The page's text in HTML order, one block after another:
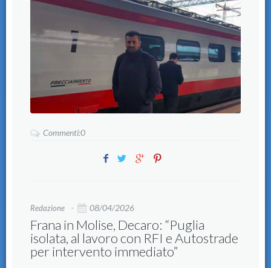
Commenti:0
Redazione 08/04/2026
Frana in Molise, Decaro: “Puglia
isolata, al lavoro con RFI e Autostrade
per intervento immediato”